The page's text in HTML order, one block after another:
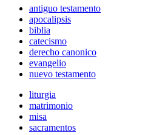
antiguo testamento
apocalipsis
biblia
catecismo
derecho canonico
evangelio
nuevo testamento
liturgia
matrimonio
misa
sacramentos